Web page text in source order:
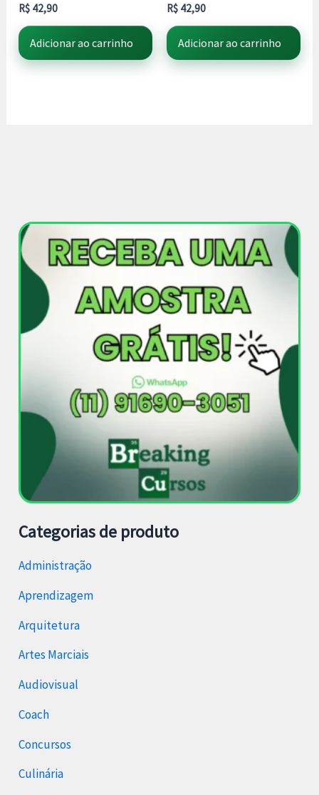
R$ 42,90
Adicionar ao carrinho
R$ 42,90
Adicionar ao carrinho
Categorias de produto
Administração
Aprendizagem
Arquitetura
Artes Marciais
Audiovisual
Coach
Concursos
Culinária